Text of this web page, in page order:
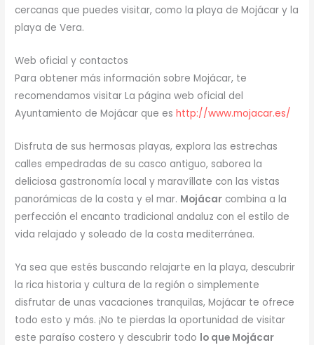
cercanas que puedes visitar, como la playa de Mojácar y la
playa de Vera.
Web oficial y contactos
Para obtener más información sobre Mojácar, te
recomendamos visitar La página web oficial del
Ayuntamiento de Mojácar que eshttp://www.mojacar.es/
Disfruta de sus hermosas playas, explora las estrechas
calles empedradas de su casco antiguo, saborea la
deliciosa gastronomía local y maravíllate con las vistas
panorámicas de la costa y el mar. Mojácar combina a la
perfección el encanto tradicional andaluz con el estilo de
vida relajado y soleado de la costa mediterránea.
Ya sea que estés buscando relajarte en la playa, descubrir
la rica historia y cultura de la región o simplemente
disfrutar de unas vacaciones tranquilas, Mojácar te ofrece
todo esto y más. ¡No te pierdas la oportunidad de visitar
este paraíso costero y descubrir todo lo que Mojácar